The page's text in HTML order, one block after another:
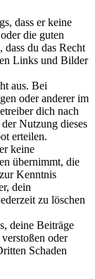
dass er keine
die guten
dass du das Recht
Links und Bilder
aus. Bei
oder anderer im
dich nach
Nutzung dieses
erteilen.
keine
übernimmt, die
Kenntnis
dein
zu löschen
deine Beiträge
oder
Schaden